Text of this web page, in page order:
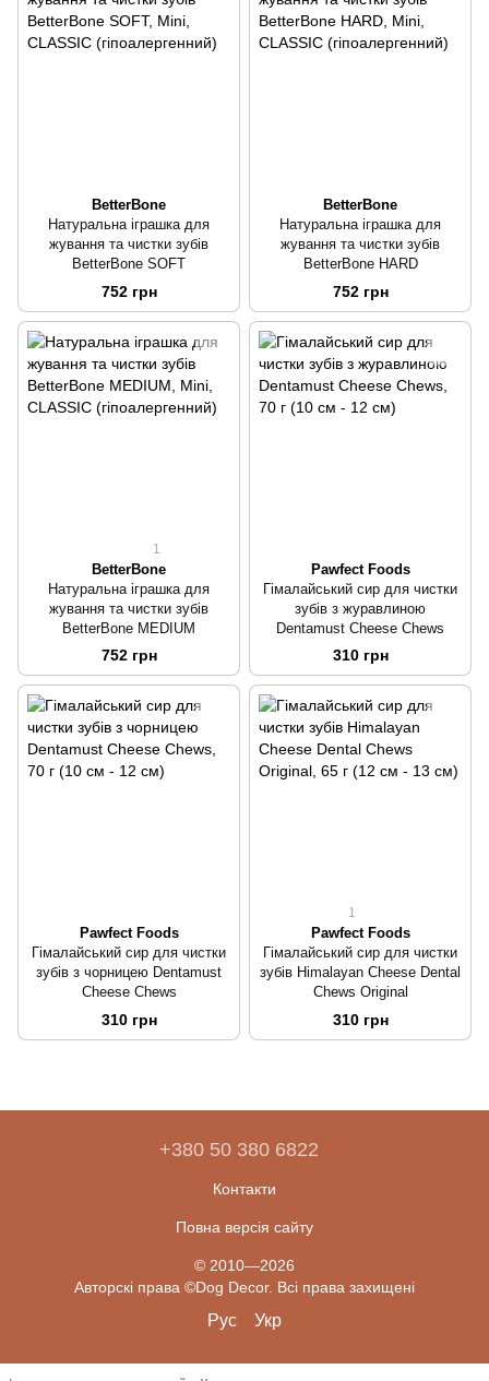
BetterBone
Натуральна іграшка для
жування та чистки зубів
BetterBone SOFT
752 грн
BetterBone
Натуральна іграшка для
жування та чистки зубів
BetterBone HARD
752 грн
1
BetterBone
Натуральна іграшка для
жування та чистки зубів
BetterBone MEDIUM
752 грн
Pawfect Foods
Гімалайський сир для чистки
зубів з журавлиною
Dentamust Cheese Chews
310 грн
Pawfect Foods
Гімалайський сир для чистки
зубів з чорницею Dentamust
Cheese Chews
310 грн
1
Pawfect Foods
Гімалайський сир для чистки
зубів Himalayan Cheese Dental
Chews Original
310 грн
+380 50 380 6822
Контакти
Повна версія сайту
© 2010—2026
Авторскі права ©Dog Decor. Всі права захищені
Рус Укр